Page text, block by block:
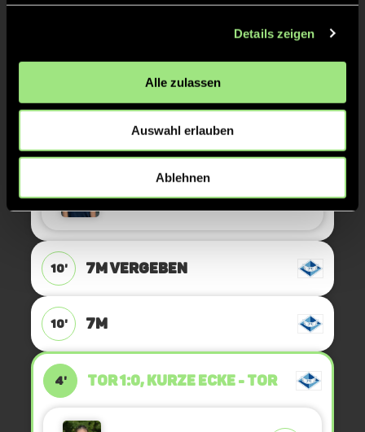
Details zeigen
Alle zulassen
Auswahl erlauben
Ablehnen
FridaE.
GRÜNE KARTE
61
10' 7M VERGEBEN
10' 7M
4' TOR 1:0, KURZE ECKE - TOR